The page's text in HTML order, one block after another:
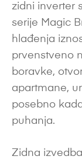
zidni inverter
serije Magic
hlađenja
prvenstveno
boravke,
apartmane,
posebno
puhanja.
Zidna